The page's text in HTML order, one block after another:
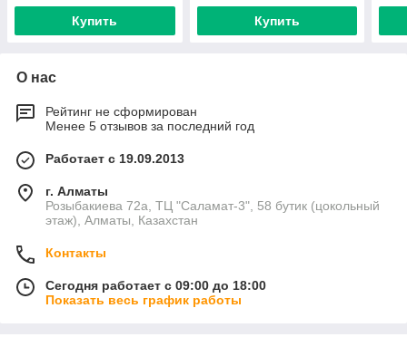
Купить Купить
О нас
Рейтинг не сформирован
Менее 5 отзывов за последний год
Работает с 19.09.2013
г. Алматы
Розыбакиева 72а, ТЦ "Саламат-3", 58 бутик (цокольный
этаж), Алматы, Казахстан
Контакты
Сегодня работает с 09:00 до 18:00
Показать весь график работы